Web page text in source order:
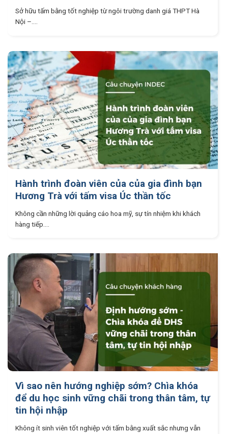
Sở hữu tấm bằng tốt nghiệp từ ngôi trường danh giá THPT Hà
Nội –....
Hành trình đoàn viên của của gia đình bạn
Hương Trà với tấm visa Úc thần tốc
Không cần những lời quảng cáo hoa mỹ, sự tín nhiệm khi khách
hàng tiếp....
Vì sao nên hướng nghiệp sớm? Chìa khóa
để du học sinh vững chãi trong thân tâm, tự
tin hội nhập
Không ít sinh viên tốt nghiệp với tấm bằng xuất sắc nhưng vẫn